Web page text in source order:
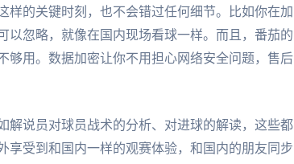
的关键时刻，也不会错过任何细节。比如你在加
以忽略，就像在国内现场看球一样。而且，番茄的
够用。数据加密让你不用担心网络安全问题，售后
说员对球员战术的分析、对进球的解读，这些都
享受到和国内一样的观赛体验，和国内的朋友同步